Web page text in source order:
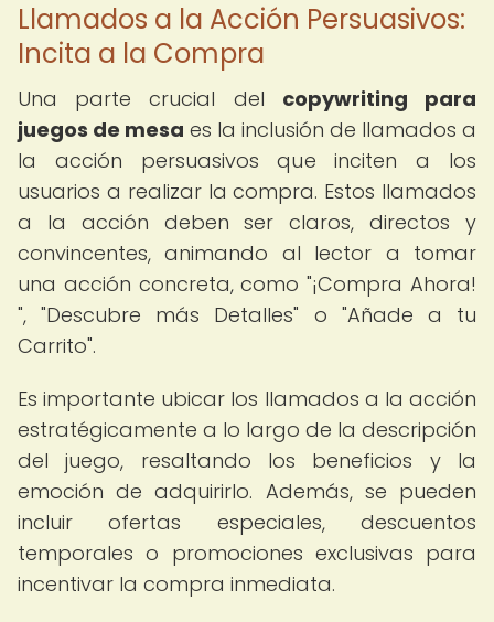
Llamados a la Acción Persuasivos:
Incita a la Compra
Una parte crucial del copywriting para
juegos de mesa es la inclusión de llamados a
la acción persuasivos que inciten a los
usuarios a realizar la compra. Estos llamados
a la acción deben ser claros, directos y
convincentes, animando al lector a tomar
una acción concreta, como "¡Compra Ahora!
", "Descubre más Detalles" o "Añade a tu
Carrito".
Es importante ubicar los llamados a la acción
estratégicamente a lo largo de la descripción
del juego, resaltando los beneficios y la
emoción de adquirirlo. Además, se pueden
incluir ofertas especiales, descuentos
temporales o promociones exclusivas para
incentivar la compra inmediata.